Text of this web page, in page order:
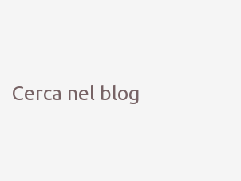
Cerca nel blog